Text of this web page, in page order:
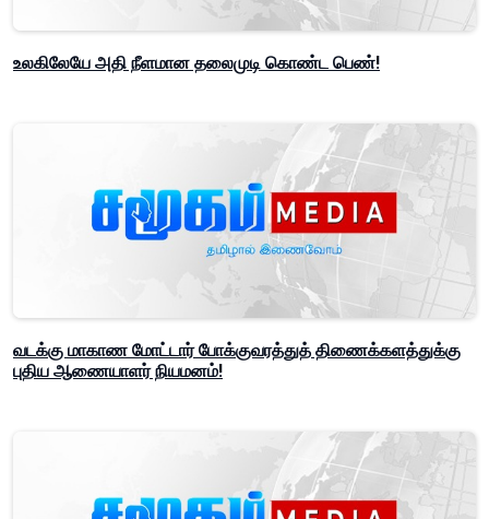
உலகிலேயே அதி நீளமான தலைமுடி கொண்ட பெண்!
வடக்கு மாகாண மோட்டார் போக்குவரத்துத் திணைக்களத்துக்கு
புதிய ஆணையாளர் நியமனம்!